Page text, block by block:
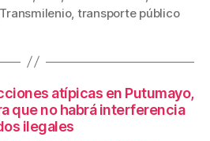
p
ar
tir
Transmilenio, transporte público
atípicas en Putumayo,
que no habrá interferencia
ilegales